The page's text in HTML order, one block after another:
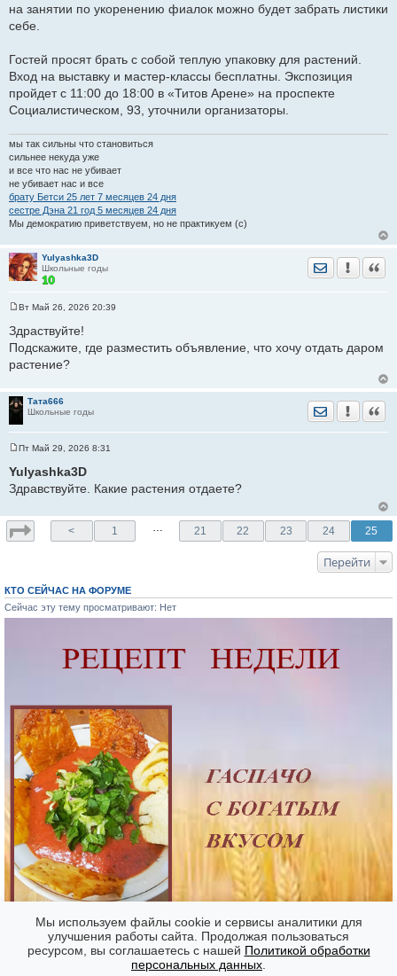
на занятии по укоренению фиалок можно будет забрать листики
себе.
Гостей просят брать с собой теплую упаковку для растений.
Вход на выставку и мастер-классы бесплатны. Экспозиция
пройдет с 11:00 до 18:00 в «Титов Арене» на проспекте
Социалистическом, 93, уточнили организаторы.
мы так сильны что становиться
сильнее некуда уже
и все что нас не убивает
не убивает нас и все
брату Бетси 25 лет 7 месяцев 24 дня
сестре Дэна 21 год 5 месяцев 24 дня
Мы демократию приветствуем, но не практикуем (с)
Yulyashka3D
Школьные годы
Отправить
о
б
щ
е
е
Вт Май 26, 2026 20:39
Здраствуйте!
Подскажите, где разместить объявление, что хочу отдать даром
растение?
Тата666
Школьные годы
Отправить
о
б
щ
н
и
е
Пт Май 29, 2026 8:31
Yulyashka3D
Здравствуйте. Какие растения отдаете?
< 1 21 22 23 24 25
Перейти
КТО СЕЙЧАС НА ФОРУМЕ
Сейчас эту тему просматривают: Нет
Часовой пояс: GMT + 7
Мы используем файлы cookie и сервисы аналитики для
улучшения работы сайта. Продолжая пользоваться
ресурсом, вы соглашаетесь с нашей Политикой обработки
персональных данных